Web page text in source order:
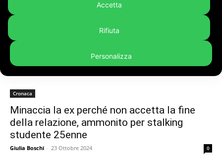
Cronaca
Minaccia la ex perché non accetta la fine
della relazione, ammonito per stalking
studente 25enne
Giulia Boschi - 23 Ottobre 2024 0
Accetta
Rifiuta
Personalizza